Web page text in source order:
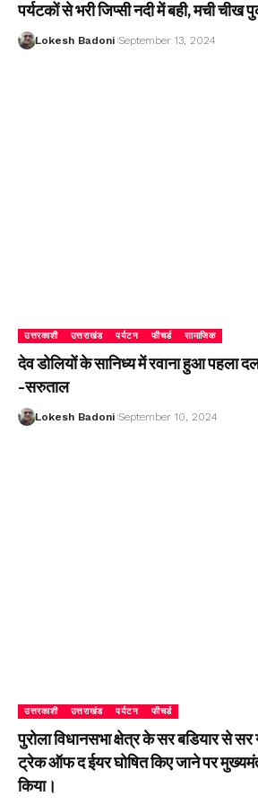
पर्यटकों से भरी जिप्सी नदी में बही, मची चीख
Lokesh Badoni September 13, 2024
उत्तरकाशी उत्तराखंड पर्यटन फीचर्ड सामाजिक
देव डोलियों के सानिध्य में रवाना हुआ पहला
-सरुताल
Lokesh Badoni September 10, 2024
उत्तरकाशी उत्तराखंड पर्यटन फीचर्ड
पुरोला विधानसभा क्षेत्र के सर बडियार से
ट्रेक ऑफ द ईयर घोषित किए जाने पर
किया।